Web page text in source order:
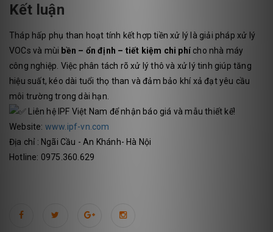
Kết luận
Tháp hấp phụ than hoạt tính kết hợp tiền xử lý là giải pháp xử lý
VOCs và mùi bền – ổn định – tiết kiệm chi phí cho nhà máy
công nghiệp. Việc phân tách rõ xử lý thô và xử lý tinh giúp tăng
hiệu suất, kéo dài tuổi thọ than và đảm bảo khí xả đạt yêu cầu
môi trường trong dài hạn.
Liên hệ IPF Việt Nam để nhận báo giá và mẫu thiết kế!
Website: www.ipf-vn.com
Địa chỉ : Ngãi Cầu - An Khánh- Hà Nội
Hotline: 0975.360.629